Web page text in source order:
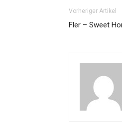
Vorheriger Artikel
Fler – Sweet